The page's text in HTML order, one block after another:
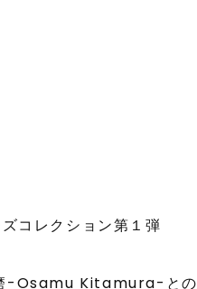
コレクション第１弾
磨-Osamu Kitamura-との